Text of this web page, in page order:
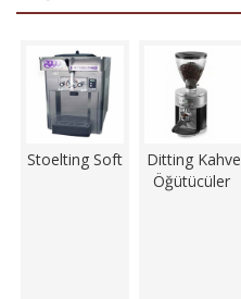
Stoelting Soft
Ditting Kahve
Öğütücüler